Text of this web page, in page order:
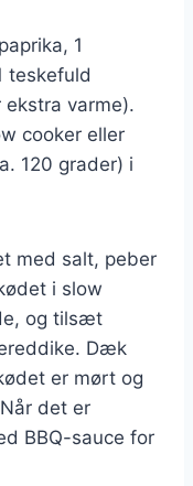
1
teskefuld
varme).
cooker eller
120 grader) i
med salt, peber
i slow
og tilsæt
Dæk
er mørt og
det er
BBQ-sauce for